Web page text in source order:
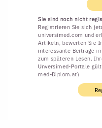
Sie sind noch nicht
Registrieren Sie sich
universimed.com und
Artikeln, bewerten Sie
interessante Beiträge
zum späteren Lesen.
Unversimed-Portale
med-Diplom.at)